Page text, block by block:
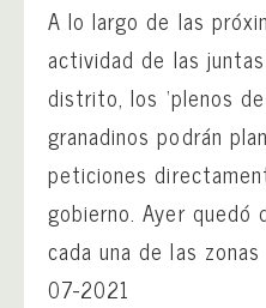
A lo largo de las
actividad de las
distrito, los ‘plenos
granadinos podrán
peticiones
gobierno. Ayer
cada una de las
07-2021